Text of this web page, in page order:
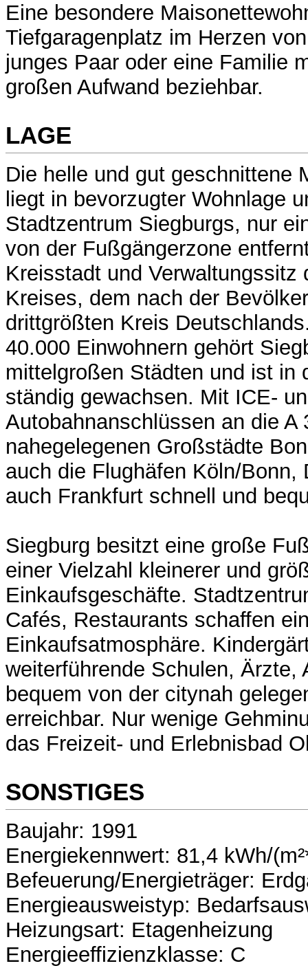
Eine besondere
Tiefgaragenplatz im Herzen
junges Paar oder eine Familie
großen Aufwand beziehbar.
LAGE
Die helle und gut geschnittene
liegt in bevorzugter Wohnlage
Stadtzentrum Siegburgs, nur
von der Fußgängerzone
Kreisstadt und Verwaltungssitz
Kreises, dem nach der
drittgrößten Kreis
40.000 Einwohnern gehört
mittelgroßen Städten und ist in
ständig gewachsen. Mit ICE-
Autobahnanschlüssen an die A
nahegelegenen Großstädte
auch die Flughäfen Köln/Bonn,
auch Frankfurt schnell und
Siegburg besitzt eine große
einer Vielzahl kleinerer und
Einkaufsgeschäfte.
Cafés, Restaurants schaffen
Einkaufsatmosphäre.
weiterführende Schulen, Ärzte,
bequem von der citynah
erreichbar. Nur wenige
das Freizeit- und Erlebnisbad
SONSTIGES
Baujahr: 1991
Energiekennwert: 81,4 kWh/
Befeuerung/Energieträger:
Energieausweistyp:
Heizungsart: Etagenheizung
Energieeffizienzklasse: C